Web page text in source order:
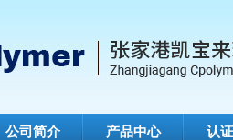
公司简介 产品中心 认